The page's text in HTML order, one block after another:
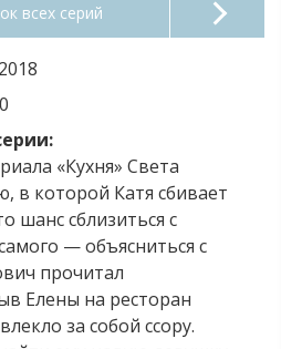
всех серий
«Кухня» Света
в которой Катя сбивает
шанс сблизиться с
— объясниться с
прочитал
Елены на ресторан
за собой ссору.